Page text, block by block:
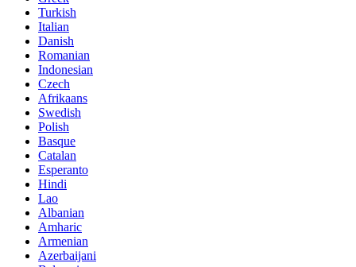
Turkish
Italian
Danish
Romanian
Indonesian
Czech
Afrikaans
Swedish
Polish
Basque
Catalan
Esperanto
Hindi
Lao
Albanian
Amharic
Armenian
Azerbaijani